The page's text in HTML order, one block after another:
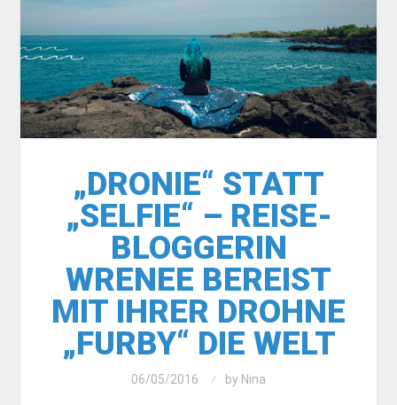
„DRONIE“ STATT
„SELFIE“ – REISE-
BLOGGERIN
WRENEE BEREIST
MIT IHRER DROHNE
„FURBY“ DIE WELT
06/05/2016 by Nina